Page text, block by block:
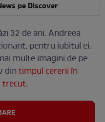
pe Discover
32 de ani. Andreea
pentru iubitul ei.
multe imagini de pe
dintimpul cererii în
trecut.